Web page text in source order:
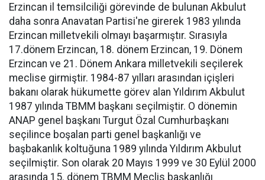
Erzincan il temsilciliği görevinde de bulunan Akbulut
daha sonra Anavatan Partisi'ne girerek 1983 yılında
Erzincan milletvekili olmayı başarmıştır. Sırasıyla
17.dönem Erzincan, 18. dönem Erzincan, 19. Dönem
Erzincan ve 21. Dönem Ankara milletvekili seçilerek
meclise girmiştir. 1984-87 yılları arasından içişleri
bakanı olarak hükumette görev alan Yıldırım Akbulut
1987 yılında TBMM başkanı seçilmiştir. O dönemin
ANAP genel başkanı Turgut Özal Cumhurbaşkanı
seçilince boşalan parti genel başkanlığı ve
başbakanlık koltuğuna 1989 yılında Yıldırım Akbulut
seçilmiştir. Son olarak 20 Mayıs 1999 ve 30 Eylül 2000
arasında 15. dönem TBMM Meclis başkanlığı